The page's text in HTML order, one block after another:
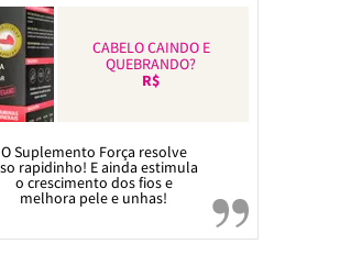
CABELO CAINDO E
QUEBRANDO?
R$
O Suplemento Força resolve
rapidinho! E ainda estimula
o crescimento dos fios e
melhora pele e unhas!